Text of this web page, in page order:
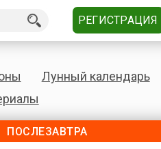
Лунный календарь
ПОСЛЕЗАВТРА
РЕГИСТРАЦИЯ